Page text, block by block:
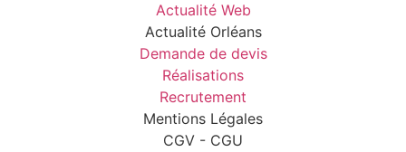
Actualité Web
Actualité Orléans
Demande de devis
Réalisations
Recrutement
Mentions Légales
CGV - CGU